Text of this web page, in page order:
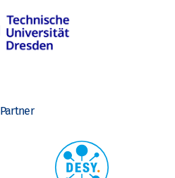
Partner